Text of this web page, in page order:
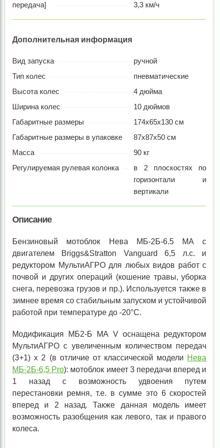
передача]
3,3 км/ч
Дополнительная информация
Вид запуска
ручной
Тип колес
пневматические
Высота колес
4 дюйма
Ширина колес
10 дюймов
Габаритные размеры
174х65х130 см
Габаритные размеры в упаковке
87х87х50 см
Масса
90 кг
Регулируемая рулевая колонка
в 2 плоскостях по
горизонтали и
вертикали
Описание
Бензиновый мотоблок Нева МБ-2Б-6.5 МА с
двигателем Briggs&Stratton Vanguard 6,5 л.с. и
редуктором МультиАГРО для любых видов работ с
почвой и других операций (кошение травы, уборка
снега, перевозка грузов и пр.). Используется также в
зимнее время со стабильным запуском и устойчивой
работой при температуре до -20°С.
Модификация MБ2-Б MА V оснащена редуктором
МультиАГРО с увеличенным количеством передач
(3+1) x 2 (в отличие от классической модели Нева
МБ-2Б-6,5 Pro): мотоблок имеет 3 передачи вперед и
1 назад с возможность удвоения путем
перестановки ремня, т.е. в сумме это 6 скоростей
вперед и 2 назад. Также данная модель имеет
возможность разобщения как левого, так и правого
колеса.